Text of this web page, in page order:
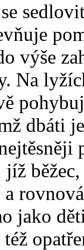
výše
Na
dbáti
jako